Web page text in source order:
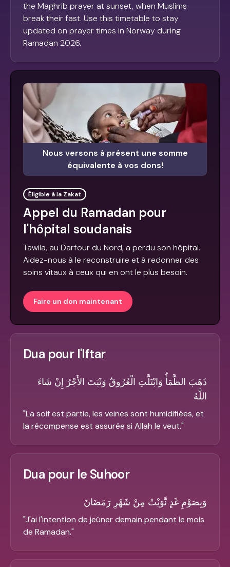
the Maghrib prayer at sunset, when Muslims
break their fast. Use this timetable to stay
updated on prayer times in Norway during
Ramadan 2026.
Nous versons à présent une somme
équivalente à vos dons!
Éligible à la Zakat
Appel du Ramadan pour
l'hôpital soudanais
Tawila, au Darfour du Nord, a perdu son hôpital.
Aidez-nous à le reconstruire et à redonner des
soins vitaux à ceux qui en ont le plus besoin.
Faire un don maintenant
Dua pour l'Iftar
ذَهَبَ الظَّمَأُ وَابْتَلَّتِ الْعُرُوقُ وَثَبَتَ الأَجْرُ إِنْ شَاءَ
اللَّهُ
"La soif est partie, les veines sont humidifiées, et
la récompense est assurée si Allah le veut."
Dua pour le Suhoor
وَبِصَوْمِ غَدٍ نَّوَيْتُ مِنْ شَهْرِ رَمَضَانَ
"J'ai l'intention de jeûner demain pendant le mois
de Ramadan."